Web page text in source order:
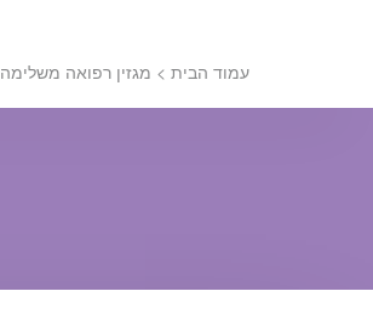
עמוד הבית > מגזין רפואה משלימה